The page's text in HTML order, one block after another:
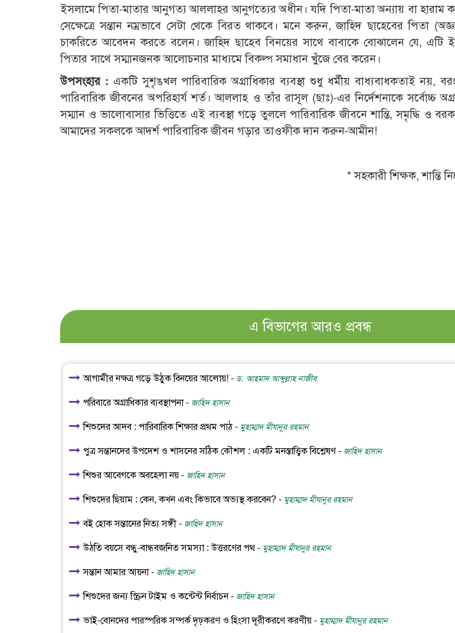
ইসলামে পিতা-মাতার আনুগত্য আললাহর আনুগত্যের অধীন। যদি পিতা-মাতা অন্যায় বা হারাম
সেক্ষেত্রে সন্তান নম্রভাবে সেটা থেকে বিরত থাকবে। মনে করুন, জাহিদ ছাহেবের পিতা
চাকরিতে আবেদন করতে বলেন। জাহিদ ছাহেব বিনয়ের সাথে বাবাকে বোঝালেন যে, এটি
পিতার সাথে সম্মানজনক আলোচনার মাধ্যমে বিকল্প সমাধান খুঁজে বের করেন।
উপসংহার : একটি সুশৃঙখল পারিবারিক অগ্রাধিকার ব্যবস্থা শুধু ধর্মীয় বাধ্যবাধকতাই নয়,
পারিবারিক জীবনের অপরিহার্য শর্ত। আললাহ ও তাঁর রাসূল (ছাঃ)-এর নির্দেশনাকে সর্বোচ্চ
সম্মান ও ভালোবাসার ভিত্তিতে এই ব্যবস্থা গড়ে তুললে পারিবারিক জীবনে শান্তি, সমৃদ্ধি ও
আমাদের সকলকে আদর্শ পারিবারিক জীবন গড়ার তাওফীক দান করুন-আমীন!
* সহকারী শিক্ষক, শান্তি
এ বিভাগের আরও প্রবন্ধ
আগামীর নক্ষত্র গড়ে উঠুক বিনয়ের আলোয়! - ড. আহমাদ আব্দুল্লাহ নাজীব
পরিবারে অগ্রাধিকার ব্যবস্থাপনা - জাহিদ হাসান
শিশুদের আদব : পারিবারিক শিক্ষার প্রথম পাঠ - মুহাম্মাদ মীযানুর রহমান
পুত্র সন্তানদের উপদেশ ও শাসনের সঠিক কৌশল : একটি মনস্তাত্ত্বিক বিশ্লেষণ - জাহিদ হাসান
শিশুর আবেগকে অবহেলা নয় - জাহিদ হাসান
শিশুদের ছিয়াম : কেন, কখন এবং কিভাবে অভ্যস্থ করবেন? - মুহাম্মাদ মীযানুর রহমান
বই হোক সন্তানের নিত্য সঙ্গী - জাহিদ হাসান
উঠতি বয়সে বন্ধু-বান্ধবজনিত সমস্যা : উত্তরণের পথ - মুহাম্মাদ মীযানুর রহমান
সন্তান আমার আয়না - জাহিদ হাসান
শিশুদের জন্য স্ক্রিন টাইম ও কন্টেন্ট নির্বাচন - জাহিদ হাসান
ভাই-বোনদের পারস্পরিক সম্পর্ক দৃঢ়করণ ও হিংসা দূরীকরণে করণীয় - মুহাম্মাদ মীযানুর রহমান